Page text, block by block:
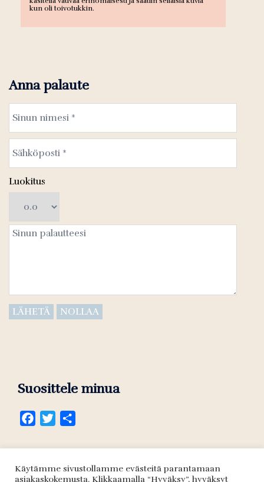
kun oli toivotukkin.
Anna palaute
Luokitus
Suosittele minua
Facebook
Twitter
Seuraa minua
Käytämme sivustollamme evästeitä parantamaan
asiakaskokemusta. Klikkaamalla “Hyväksy”, hyväksyt